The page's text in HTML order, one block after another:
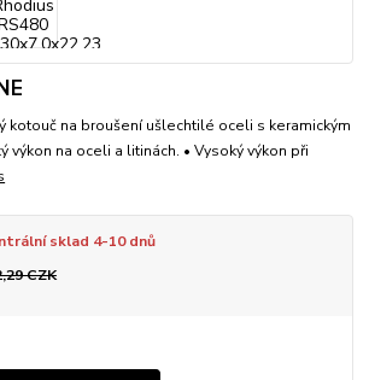
kotouč na broušení ušlechtilé oceli s keramickým
výkon na oceli a litinách. • Vysoký výkon při
sklad 4-10 dnů
CZK